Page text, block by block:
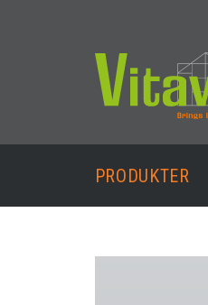
PRODUKTER